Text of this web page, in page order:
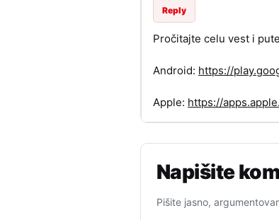
Reply
Pročitajte celu vest i
Android: https://
Apple: https://
Napišite
Pišite jasno,